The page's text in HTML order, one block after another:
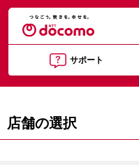
サポート
店舗の選択